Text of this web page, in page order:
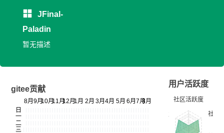
JFinal-
Paladin
暂无描述
gitee贡献
用户活跃度